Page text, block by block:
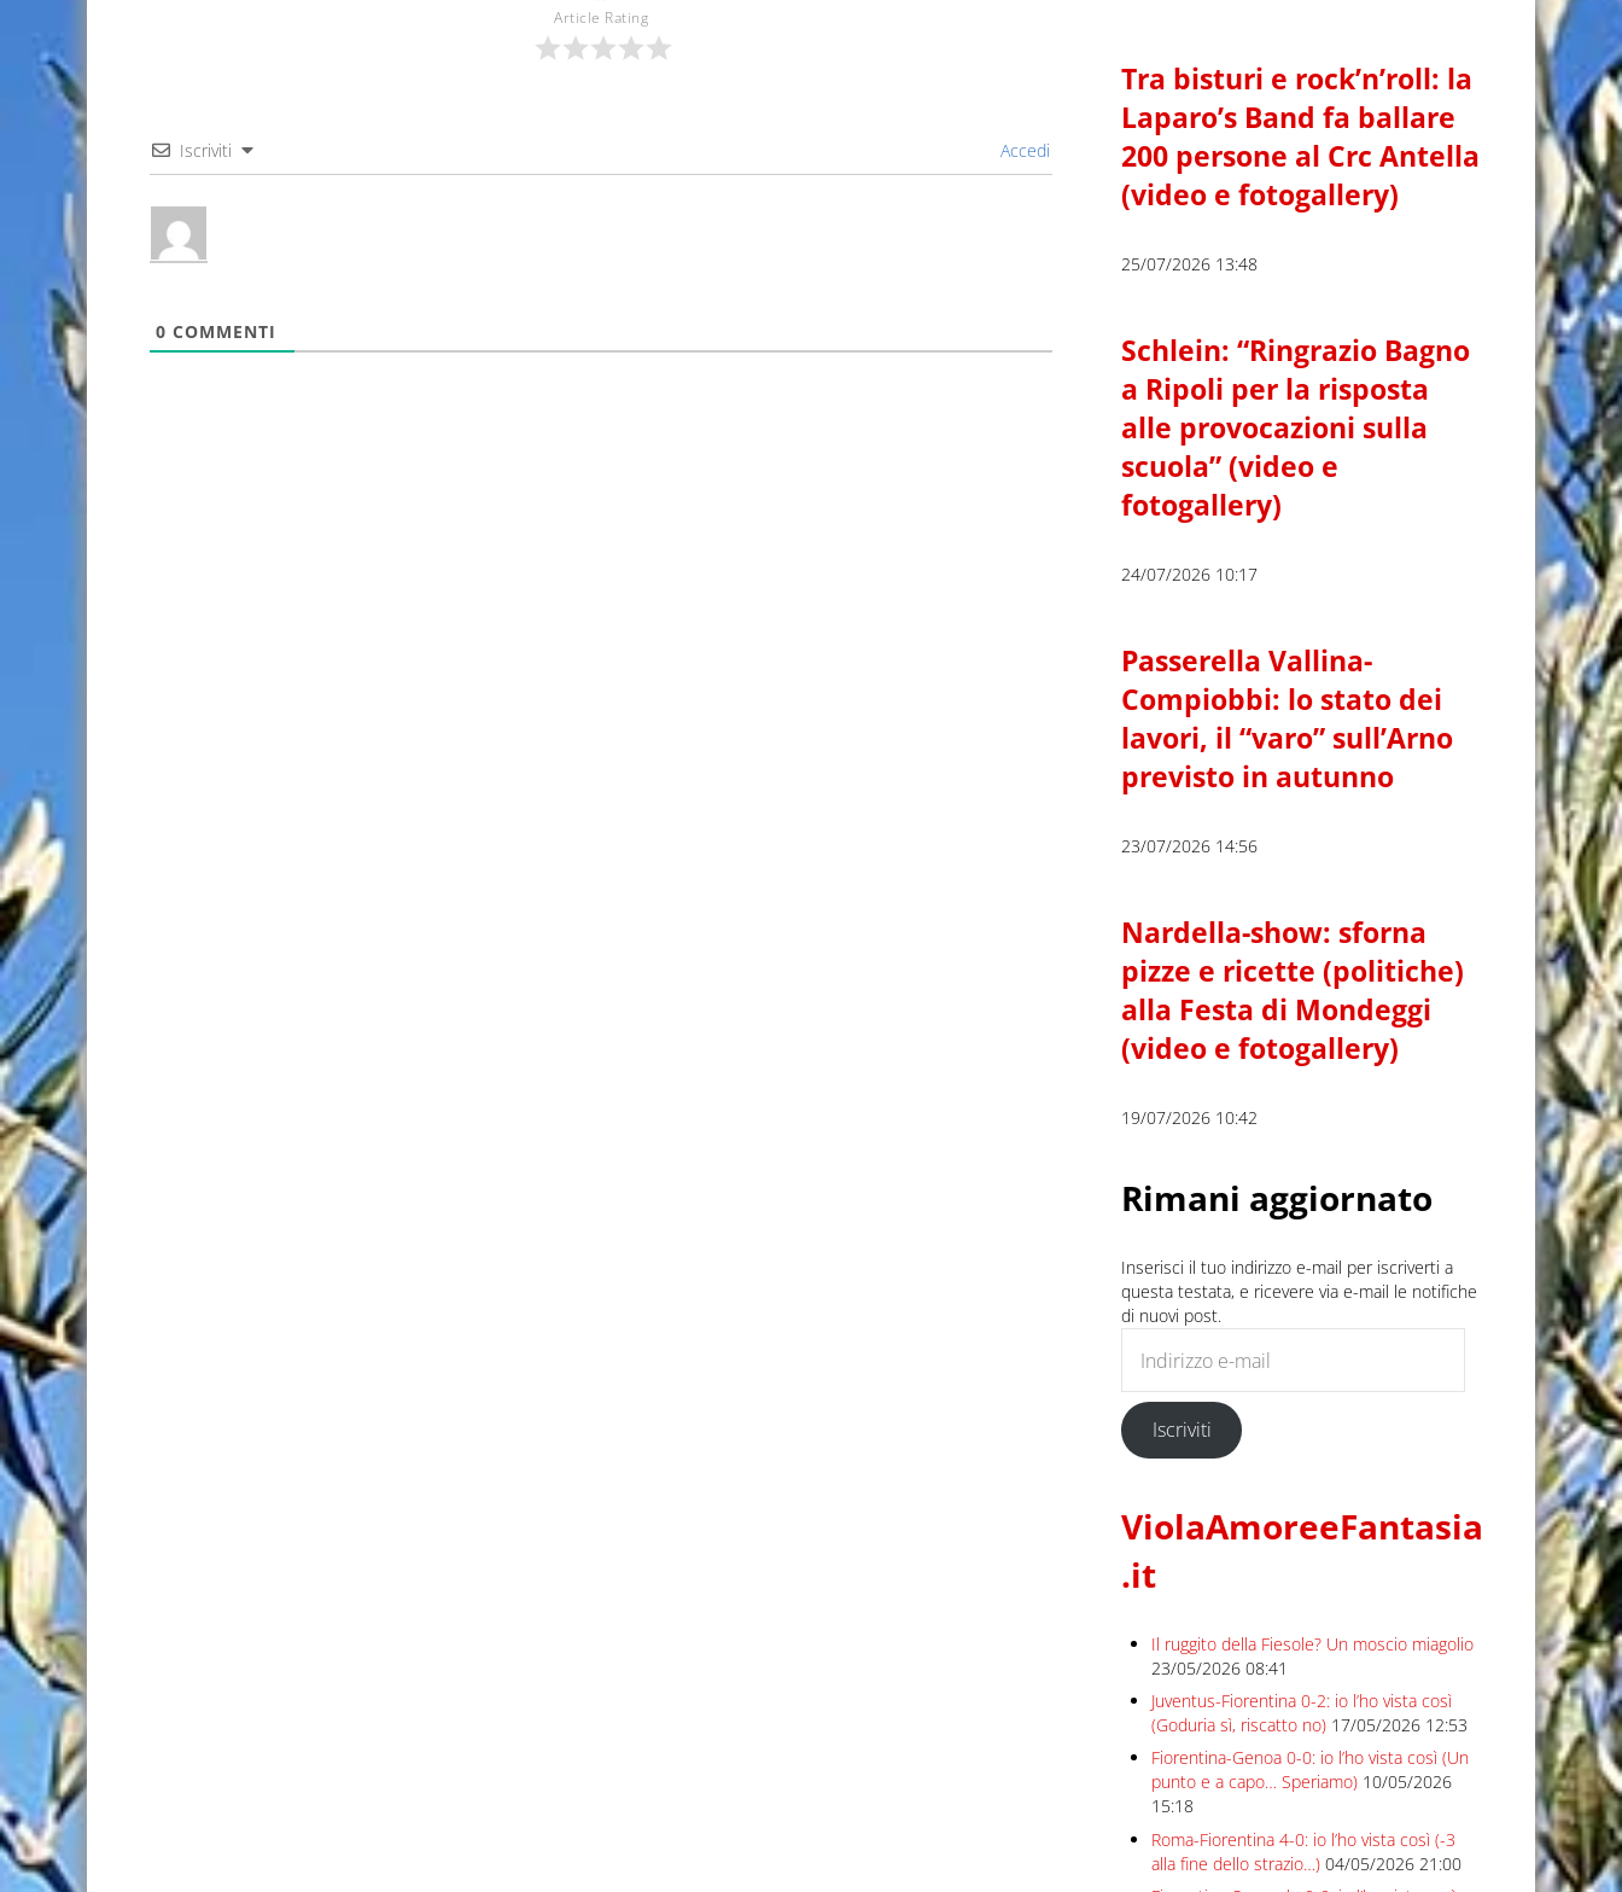
Article Rating
Iscriviti Accedi
0 COMMENTI
Tra bisturi e rock’n’roll: la
Laparo’s Band fa ballare
200 persone al Crc Antella
(video e fotogallery)
25/07/2026 13:48
Schlein: “Ringrazio Bagno
a Ripoli per la risposta
alle provocazioni sulla
scuola” (video e
fotogallery)
24/07/2026 10:17
Passerella Vallina-
Compiobbi: lo stato dei
lavori, il “varo” sull’Arno
previsto in autunno
23/07/2026 14:56
Nardella-show: sforna
pizze e ricette (politiche)
alla Festa di Mondeggi
(video e fotogallery)
19/07/2026 10:42
Rimani aggiornato
Inserisci il tuo indirizzo e-mail per iscriverti a
questa testata, e ricevere via e-mail le notifiche
di nuovi post.
Iscriviti
ViolaAmoreeFantasia
.it
Il ruggito della Fiesole? Un moscio miagolio
23/05/2026 08:41
Juventus-Fiorentina 0-2: io l’ho vista così
(Goduria sì, riscatto no) 17/05/2026 12:53
Fiorentina-Genoa 0-0: io l’ho vista così (Un
punto e a capo… Speriamo) 10/05/2026
15:18
Roma-Fiorentina 4-0: io l’ho vista così (-3
alla fine dello strazio…) 04/05/2026 21:00